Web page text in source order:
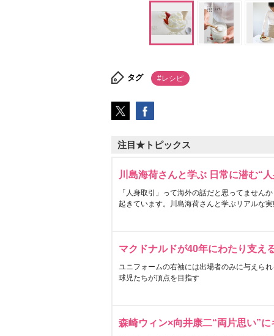
タグ #レシピ
注目★トピックス
川島海荷さんと学ぶ 日常に潜む“
「人身取引」って海外の話だと思ってません
起きています。川島海荷さんと学ぶリアルな
マクドナルドが40年にわたり支え
ユニフォームの右袖には出場者のみに与えら
球児たちが頂点を目指す
森崎ウィン×向井康二“両片思い”